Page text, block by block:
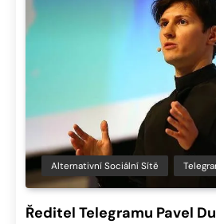
Alternativní Sociální Sítě
Ředitel Telegramu Pavel